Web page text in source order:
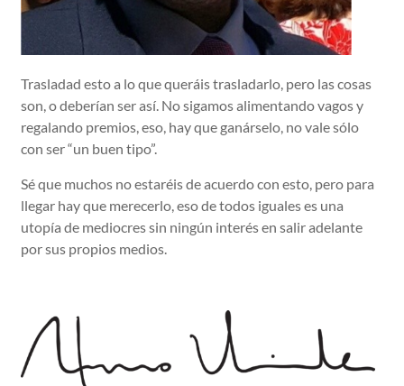
Trasladad esto a lo que queráis trasladarlo, pero las cosas
son, o deberían ser así. No sigamos alimentando vagos y
regalando premios, eso, hay que ganárselo, no vale sólo
con ser “un buen tipo”.
Sé que muchos no estaréis de acuerdo con esto, pero para
llegar hay que merecerlo, eso de todos iguales es una
utopía de mediocres sin ningún interés en salir adelante
por sus propios medios.